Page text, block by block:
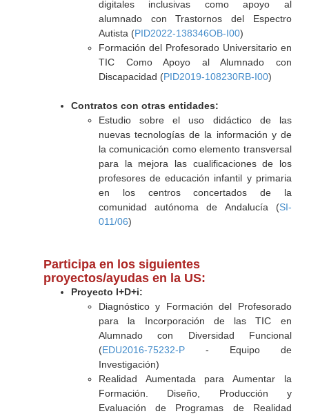
digitales inclusivas como apoyo al
alumnado con Trastornos del Espectro
Autista (PID2022-138346OB-I00)
Formación del Profesorado Universitario en
TIC Como Apoyo al Alumnado con
Discapacidad (PID2019-108230RB-I00)
Contratos con otras entidades:
Estudio sobre el uso didáctico de las
nuevas tecnologías de la información y de
la comunicación como elemento transversal
para la mejora las cualificaciones de los
profesores de educación infantil y primaria
en los centros concertados de la
comunidad autónoma de Andalucía (SI-
011/06)
Participa en los siguientes
proyectos/ayudas en la US:
Proyecto I+D+i:
Diagnóstico y Formación del Profesorado
para la Incorporación de las TIC en
Alumnado con Diversidad Funcional
(EDU2016-75232-P- Equipo de
Investigación)
Realidad Aumentada para Aumentar la
Formación. Diseño, Producción y
Evaluación de Programas de Realidad